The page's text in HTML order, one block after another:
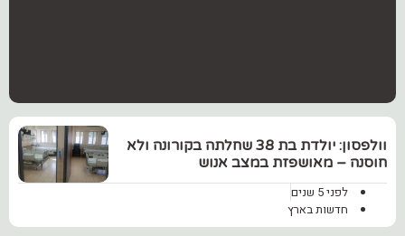
וולפסון: יולדת בת 38 שחלתה בקורונה ולא
חוסנה – מאושפזת במצב אנוש
לפני 5 שנים
חדשות בארץ